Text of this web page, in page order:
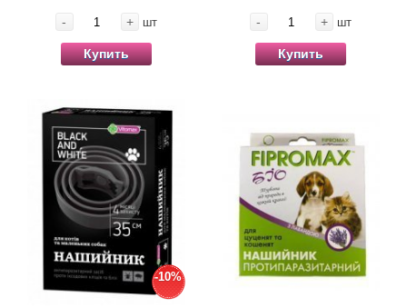
- + шт
Купить
- + шт
Купить
-10%
Товары для грызунов
Товары для лошадей
Товары для людей
Хозряд - хозтовары оптом
Популярные зоотовары
Архив / Снято с производства